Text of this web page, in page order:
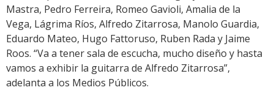
Mastra, Pedro Ferreira, Romeo Gavioli, Amalia de la
Vega, Lágrima Ríos, Alfredo Zitarrosa, Manolo Guardia,
Eduardo Mateo, Hugo Fattoruso, Ruben Rada y Jaime
Roos. “Va a tener sala de escucha, mucho diseño y hasta
vamos a exhibir la guitarra de Alfredo Zitarrosa”,
adelanta a los Medios Públicos.